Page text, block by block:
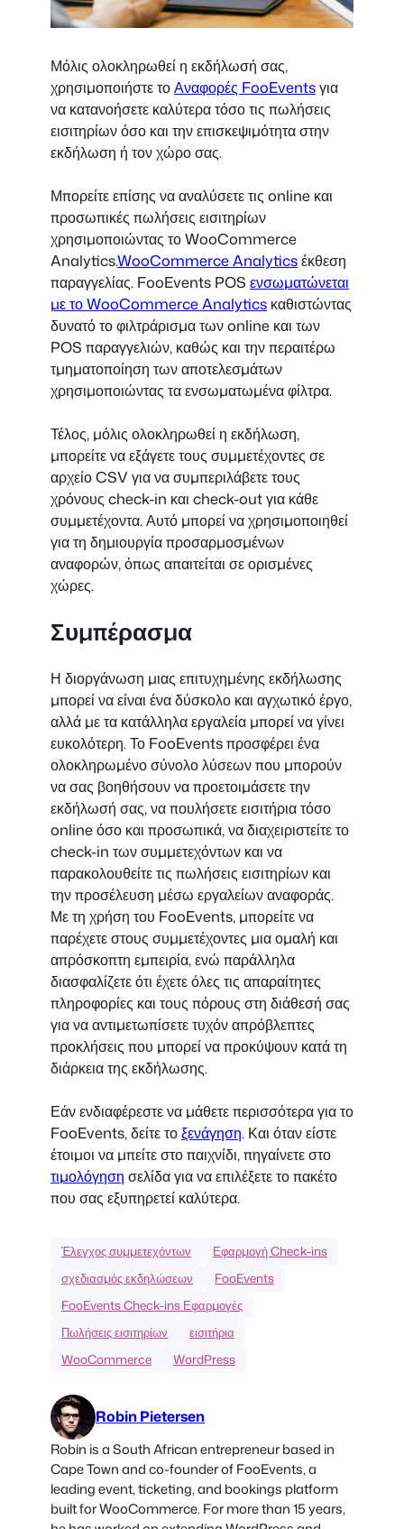
Μόλις ολοκληρωθεί η εκδήλωσή σας,
χρησιμοποιήστε τοΑναφορές FooEventsγια
να κατανοήσετε καλύτερα τόσο τις πωλήσεις
εισιτηρίων όσο και την επισκεψιμότητα στην
εκδήλωση ή τον χώρο σας.
Μπορείτε επίσης να αναλύσετε τις online και
προσωπικές πωλήσεις εισιτηρίων
χρησιμοποιώντας το WooCommerce
Analytics.WooCommerce Analyticsέκθεση
παραγγελίας. FooEvents POS ενσωματώνεται
με το WooCommerce Analytics καθιστώντας
δυνατό το φιλτράρισμα των online και των
POS παραγγελιών, καθώς και την περαιτέρω
τμηματοποίηση των αποτελεσμάτων
χρησιμοποιώντας τα ενσωματωμένα φίλτρα.
Τέλος, μόλις ολοκληρωθεί η εκδήλωση,
μπορείτε να εξάγετε τους συμμετέχοντες σε
αρχείο CSV για να συμπεριλάβετε τους
χρόνους check-in και check-out για κάθε
συμμετέχοντα. Αυτό μπορεί να χρησιμοποιηθεί
για τη δημιουργία προσαρμοσμένων
αναφορών, όπως απαιτείται σε ορισμένες
χώρες.
Συμπέρασμα
Η διοργάνωση μιας επιτυχημένης εκδήλωσης
μπορεί να είναι ένα δύσκολο και αγχωτικό έργο,
αλλά με τα κατάλληλα εργαλεία μπορεί να γίνει
ευκολότερη. Το FooEvents προσφέρει ένα
ολοκληρωμένο σύνολο λύσεων που μπορούν
να σας βοηθήσουν να προετοιμάσετε την
εκδήλωσή σας, να πουλήσετε εισιτήρια τόσο
online όσο και προσωπικά, να διαχειριστείτε το
check-in των συμμετεχόντων και να
παρακολουθείτε τις πωλήσεις εισιτηρίων και
την προσέλευση μέσω εργαλείων αναφοράς.
Με τη χρήση του FooEvents, μπορείτε να
παρέχετε στους συμμετέχοντες μια ομαλή και
απρόσκοπτη εμπειρία, ενώ παράλληλα
διασφαλίζετε ότι έχετε όλες τις απαραίτητες
πληροφορίες και τους πόρους στη διάθεσή σας
για να αντιμετωπίσετε τυχόν απρόβλεπτες
προκλήσεις που μπορεί να προκύψουν κατά τη
διάρκεια της εκδήλωσης.
Εάν ενδιαφέρεστε να μάθετε περισσότερα για το
FooEvents, δείτε τοξενάγηση. Και όταν είστε
έτοιμοι να μπείτε στο παιχνίδι, πηγαίνετε στο
τιμολόγηση σελίδα για να επιλέξετε το πακέτο
που σας εξυπηρετεί καλύτερα.
Έλεγχος συμμετεχόντων
Εφαρμογή Check-ins
σχεδιασμός εκδηλώσεων
FooEvents
FooEvents Check-ins Εφαρμογές
Πωλήσεις εισιτηρίων
εισιτήρια
WooCommerce
WordPress
Robin Pietersen
Robin is a South African entrepreneur based in
Cape Town and co-founder of FooEvents, a
leading event, ticketing, and bookings platform
built for WooCommerce. For more than 15 years,